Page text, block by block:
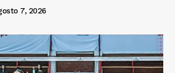
7, 2026